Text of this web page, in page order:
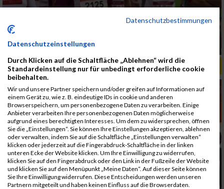
ALBUM B2RUN MÜNCHEN, B2RUN / 16.07.2019
Datenschutzbestimmungen
Datenschutzeinstellungen
Durch Klicken auf die Schaltfläche „Ablehnen“ wird die
Standardeinstellung nur für unbedingt erforderliche cookie
beibehalten.
Wir und unsere Partner speichern und/oder greifen auf Informationen auf
einem Gerät zu, wie z. B. eindeutige IDs in cookie und anderen
Browserspeichern, um personenbezogene Daten zu verarbeiten. Einige
Anbieter verarbeiten Ihre personenbezogenen Daten möglicherweise
aufgrund eines berechtigten Interesses. Um dem zu widersprechen, öffnen
Sie die „Einstellungen“. Sie können Ihre Einstellungen akzeptieren, ablehnen
oder verwalten, indem Sie auf die Schaltfläche „Einstellungen verwalten“
klicken oder jederzeit auf die Fingerabdruck-Schaltfläche in der linken
unteren Ecke der Website klicken. Um Ihre Einwilligung zu widerrufen,
klicken Sie auf den Fingerabdruck oder den Link in der Fußzeile der Website
und klicken Sie auf den Menüpunkt „Meine Daten“. Auf dieser Seite können
Sie Ihre Einwilligung widerrufen. Diese Entscheidungen werden unseren
Partnern mitgeteilt und haben keinen Einfluss auf die Browserdaten.